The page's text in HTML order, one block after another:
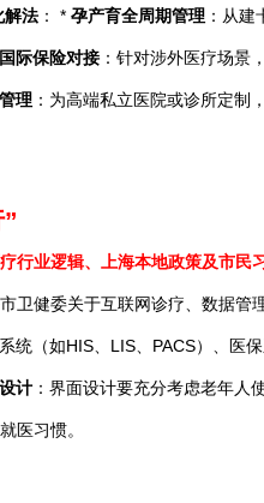
解法 ： *孕产育全周期管理 ：从建
际保险对接 ：针对涉外医疗场景
理 ：为高端私立医院或诊所定制
行业逻辑、上海本地政策及市民
卫健委关于互联网诊疗、数据管
统（如HIS、LIS、PACS）、医
计 ：界面设计要充分考虑老年人
医习惯。